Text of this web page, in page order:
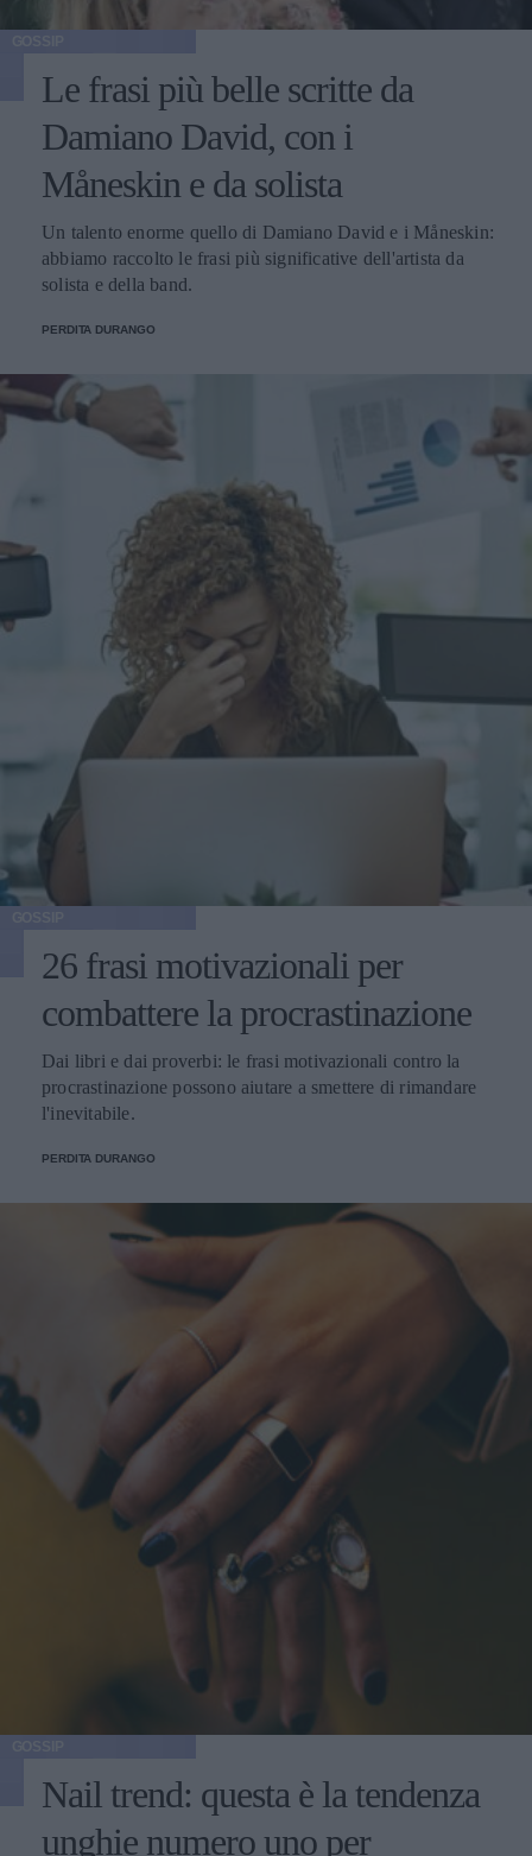
Le frasi più belle scritte da
Damiano David, con i
Måneskin e da solista
Un talento enorme quello di Damiano David e i Måneskin:
abbiamo raccolto le frasi più significative dell'artista da
solista e della band.
PERDITA DURANGO
26 frasi motivazionali per
combattere la procrastinazione
Dai libri e dai proverbi: le frasi motivazionali contro la
procrastinazione possono aiutare a smettere di rimandare
l'inevitabile.
PERDITA DURANGO
Nail trend: questa è la tendenza
unghie numero uno per